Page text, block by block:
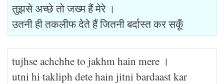
तुझसे अच्छे तो जख्म हैं मेरे ।
उतनी ही तकलीफ देते हैं जितनी बर्दास्त कर सकूँ
tujhse achchhe to jakhm hain mere ।
utni hi takliph dete hain jitni bardaast kar